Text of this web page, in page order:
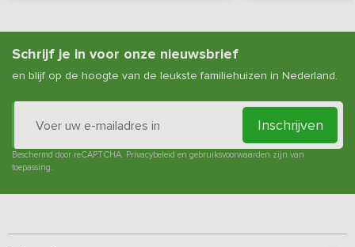
Schrijf je in voor onze nieuwsbrief
en blijf op de hoogte van de leukste familiehuizen in Nederland.
Inschrijven
Beschermd door reCAPTCHA. Privacybeleid en gebruiksvoorwaarden zijn van
toepassing.